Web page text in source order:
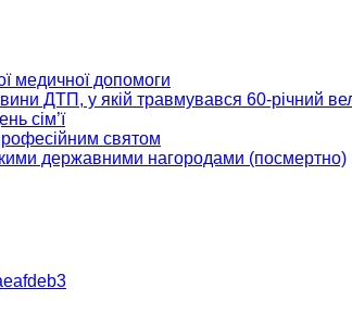
медичної допомоги
ДТП, у якій травмувався 60-річний
сім’ї
святом
державними нагородами (посмертно)